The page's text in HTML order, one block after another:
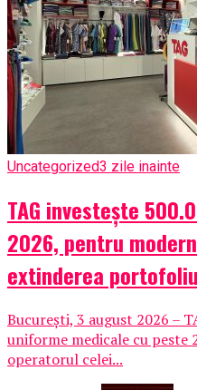
Uncategorized3 zile inainte
TAG investește
2026, pentru
extinderea
București, 3 august 2026 –
uniforme medicale cu peste
operatorul celei...